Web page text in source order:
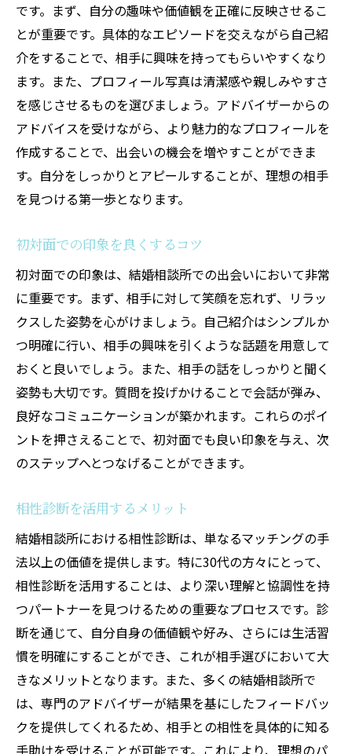
です。まず、自分の趣味や価値観を正確に反映させるこ
とが重要です。具体的なエピソードを交えながら自己紹
介をすることで、相手に興味を持ってもらいやすくなり
ます。また、プロフィール写真は清潔感や親しみやすさ
を感じさせるものを選びましょう。アドバイザーからの
アドバイスを受けながら、より魅力的なプロフィールを
作成することで、出会いの機会を増やすことができま
す。自分をしっかりとアピールすることが、理想の相手
を見つける第一歩となります。
初対面での印象を良くするコツ
初対面での印象は、結婚相談所での出会いにおいて非常
に重要です。まず、相手に対して笑顔を忘れず、リラッ
クスした姿勢を心がけましょう。自己紹介はシンプルか
つ明確に行い、相手の興味を引くような話題を用意して
おくと良いでしょう。また、相手の話をしっかりと聞く
姿勢も大切です。質問を投げかけることで会話が弾み、
良好なコミュニケーションが築かれます。これらのポイ
ントを押さえることで、初対面でも良い印象を与え、次
のステップへとつなげることができます。
相性診断を活用するメリット
結婚相談所における相性診断は、単なるマッチングの手
法以上の価値を提供します。特に30代の方々にとって、
相性診断を活用することは、より深い理解と協調性を持
つパートナーを見つけるための重要なプロセスです。診
断を通じて、自分自身の価値観や好み、さらには生活習
慣を明確にすることができ、これが相手選びにおいて大
きなメリットとなります。また、多くの結婚相談所で
は、専門のアドバイザーが結果を基にしたフィードバッ
クを提供してくれるため、相手との相性を具体的に知る
手助けを受けることが可能です。これにより、理想のパ